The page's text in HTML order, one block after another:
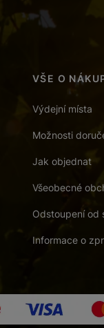
VŠE O
Výdejní místa
Možnosti
Jak objednat
Všeobecné
Odstoupení od
Informace o